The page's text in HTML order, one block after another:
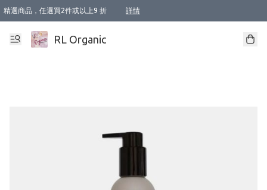
精選商品，任選買2件或以上9 折 詳情
XI周年優惠【新品自由選2件88折/3件85折】
XI周年優惠【Chakra 脈輪平衡自由選2件9折/3件85折/5件8折】
Florame 肌底自由選 2支9折 3支85折
XI周年優惠【蟲蟲退散 · 防衛結界﹞系列2件9折】
Sunki 任選2件95折
BIOFFICINA TOSCANA 任選2支9折 3支85折
Lamav 任選1件9折 2件85折
Mukti Organics 指定產品任選1件9折, 2件88折 3件85折
Intelligent Nutrients Skincare 任選2件9折
deodorant 任選2件88折
化妝品 任選2件95折
XI周年優惠【身心靈單品 任選2件9折/3件85折/5件8折】
XI周年優惠 【精油/香水 任選2件9折/3件85折/5件8折】
XI周年優惠【「關節到肌膚」全效養護 BODY OIL 組2件88折/3件85折】
XI周年優惠【夏日有機物理防曬套裝2件88折】
XI周年優惠【夏日潔面隨意選2件88折/3件85折】
XI周年優惠【逆齡奇蹟抗氧 11 自由選2件88折/3件85折/4件或以上8折】
新會員首次購物即享全單 95 折優惠！
成為VIP / VVIP 可享有生日月現金扣減獎賞優惠 !! 記得去賬户資料填上生日日期啦 !
選用順豐速運，滿$500 免運費
本地速遞 京東 送住宅/ 工商地址 $400 免運費
澳門訂單選用順豐速運，滿$800 免運費
RL Organic